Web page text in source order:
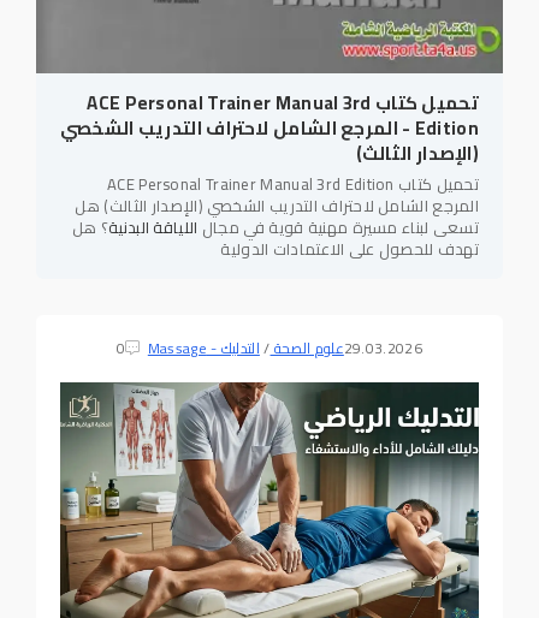
تحميل كتاب ACE Personal Trainer Manual 3rd
Edition - المرجع الشامل لاحتراف التدريب الشخصي
(الإصدار الثالث)
تحميل كتاب ACE Personal Trainer Manual 3rd Edition
المرجع الشامل لاحتراف التدريب الشخصي (الإصدار الثالث) هل
تسعى لبناء مسيرة مهنية قوية في مجال اللياقة البدنية؟ هل
تهدف للحصول على الاعتمادات الدولية
29.03.2026علوم الصحة/التدليك - Massage 0